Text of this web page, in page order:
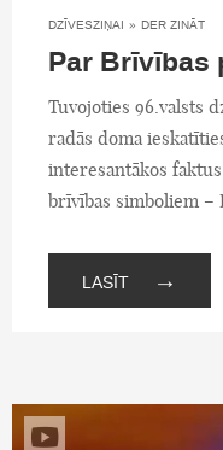
DZĪVESZIŅAI » DER ZINĀT
Par Brīvības
Tuvojoties 96.valsts
radās doma
interesantākos
brīvības simboliem –
LASĪT →